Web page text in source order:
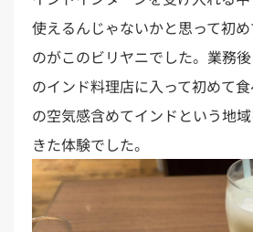
使えるんじゃないかと思って初
のがこのビリヤニでした。業務
のインド料理店に入って初めて
の空気感含めてインドという地
きた体験でした。